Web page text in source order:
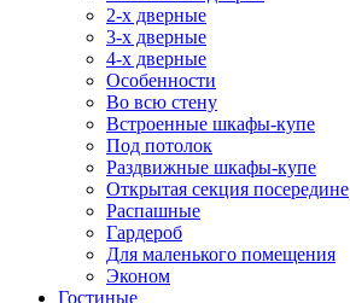
2-х дверные
3-х дверные
4-х дверные
Особенности
Во всю стену
Встроенные шкафы-купе
Под потолок
Раздвижные шкафы-купе
Открытая секция посередине
Распашные
Гардероб
Для маленького помещения
Эконом
Гостиные